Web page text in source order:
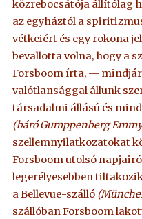
közrebocsátója állítólag
az egyháztól a
vétkeiért és egy rokona
bevallotta volna, hogy a
Forsboom írta, —
valótlansággal állunk
társadalmi állású és
(báró Gumppenberg
szellemnyilatkozatokat
Forsboom utolsó
legerélyesebben
a Bellevue-szálló
szállóban Forsboom